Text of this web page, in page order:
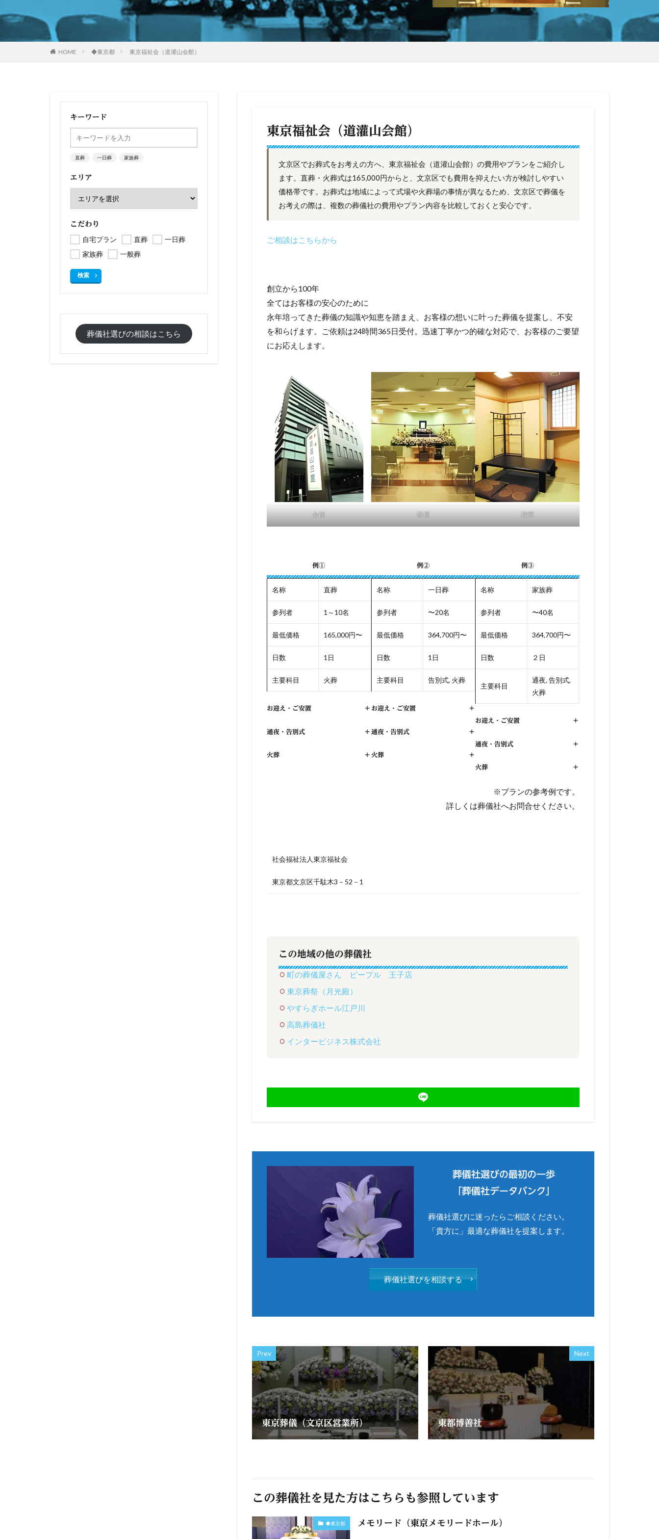
HOME ◆東京都 東京福祉会（道灌山会館）
東京福祉会（道灌山会館）
文京区でお葬式をお考えの方へ、東京福祉会（道灌山会館）の費用やプランをご紹介し
ます。直葬・火葬式は165,000円からと、文京区でも費用を抑えたい方が検討しやすい
価格帯です。お葬式は地域によって式場や火葬場の事情が異なるため、文京区で葬儀を
お考えの際は、複数の葬儀社の費用やプラン内容を比較しておくと安心です。
ご相談はこちらから
創立から100年
全てはお客様の安心のために
永年培ってきた葬儀の知識や知恵を踏まえ、お客様の想いに叶った葬儀を提案し、不安
を和らげます。ご依頼は24時間365日受付。迅速丁寧かつ的確な対応で、お客様のご要望
にお応えします。
会館 祭壇 控室
例①
名称 直葬
参列者 1～10名
最低価格 165,000円〜
日数 1日
主要科目 火葬
お迎え・ご安置 +
通夜・告別式 +
火葬 +
例②
名称 一日葬
参列者 〜20名
最低価格 364,700円〜
日数 1日
主要科目 告別式, 火葬
お迎え・ご安置 +
通夜・告別式 +
火葬 +
例③
名称 家族葬
参列者 〜40名
最低価格 364,700円〜
日数 ２日
主要科目
通夜, 告別式,
火葬
お迎え・ご安置 +
通夜・告別式 +
火葬 +
※プランの参考例です。
詳しくは葬儀社へお問合せください。
社会福祉法人東京福祉会
東京都文京区千駄木3－52－1
この地域の他の葬儀社
町の葬儀屋さん ピープル 王子店
東京葬祭（月光殿）
やすらぎホール江戸川
高島葬儀社
インタービジネス株式会社
葬儀社選びの最初の一歩
「葬儀社データバンク」
葬儀社選びに迷ったらご相談ください。
「貴方に」最適な葬儀社を提案します。
葬儀社選びを相談する
Prev
東京葬儀（文京区営業所）
Next
東都博善社
この葬儀社を見た方はこちらも参照しています
◆東京都 メモリード（東京メモリードホール）
キーワード
直葬 一日葬 家族葬
エリア
こだわり
自宅プラン 直葬
一日葬
家族葬
一般葬
検索
葬儀社選びの相談はこちら